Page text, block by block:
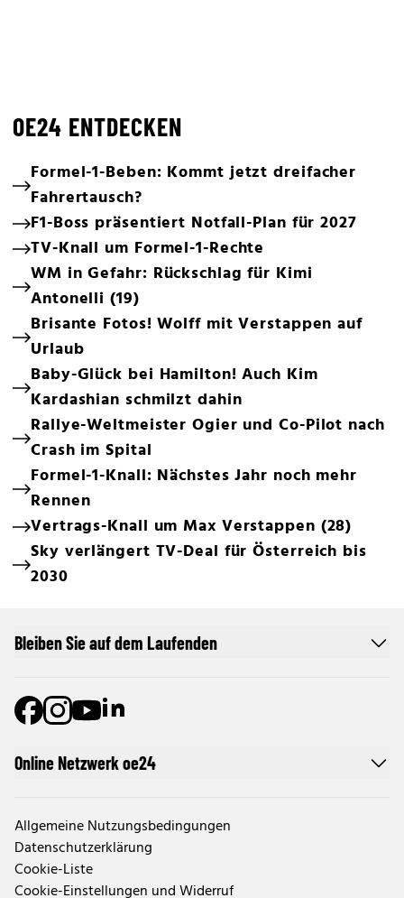
OE24 ENTDECKEN
Formel-1-Beben: Kommt jetzt dreifacher
Fahrertausch?
F1-Boss präsentiert Notfall-Plan für 2027
TV-Knall um Formel-1-Rechte
WM in Gefahr: Rückschlag für Kimi
Antonelli (19)
Brisante Fotos! Wolff mit Verstappen auf
Urlaub
Baby-Glück bei Hamilton! Auch Kim
Kardashian schmilzt dahin
Rallye-Weltmeister Ogier und Co-Pilot nach
Crash im Spital
Formel-1-Knall: Nächstes Jahr noch mehr
Rennen
Vertrags-Knall um Max Verstappen (28)
Sky verlängert TV-Deal für Österreich bis
2030
Online Netzwerk oe24
Allgemeine Nutzungsbedingungen
Datenschutzerklärung
Cookie-Liste
Cookie-Einstellungen und Widerruf
Bleiben Sie auf dem Laufenden